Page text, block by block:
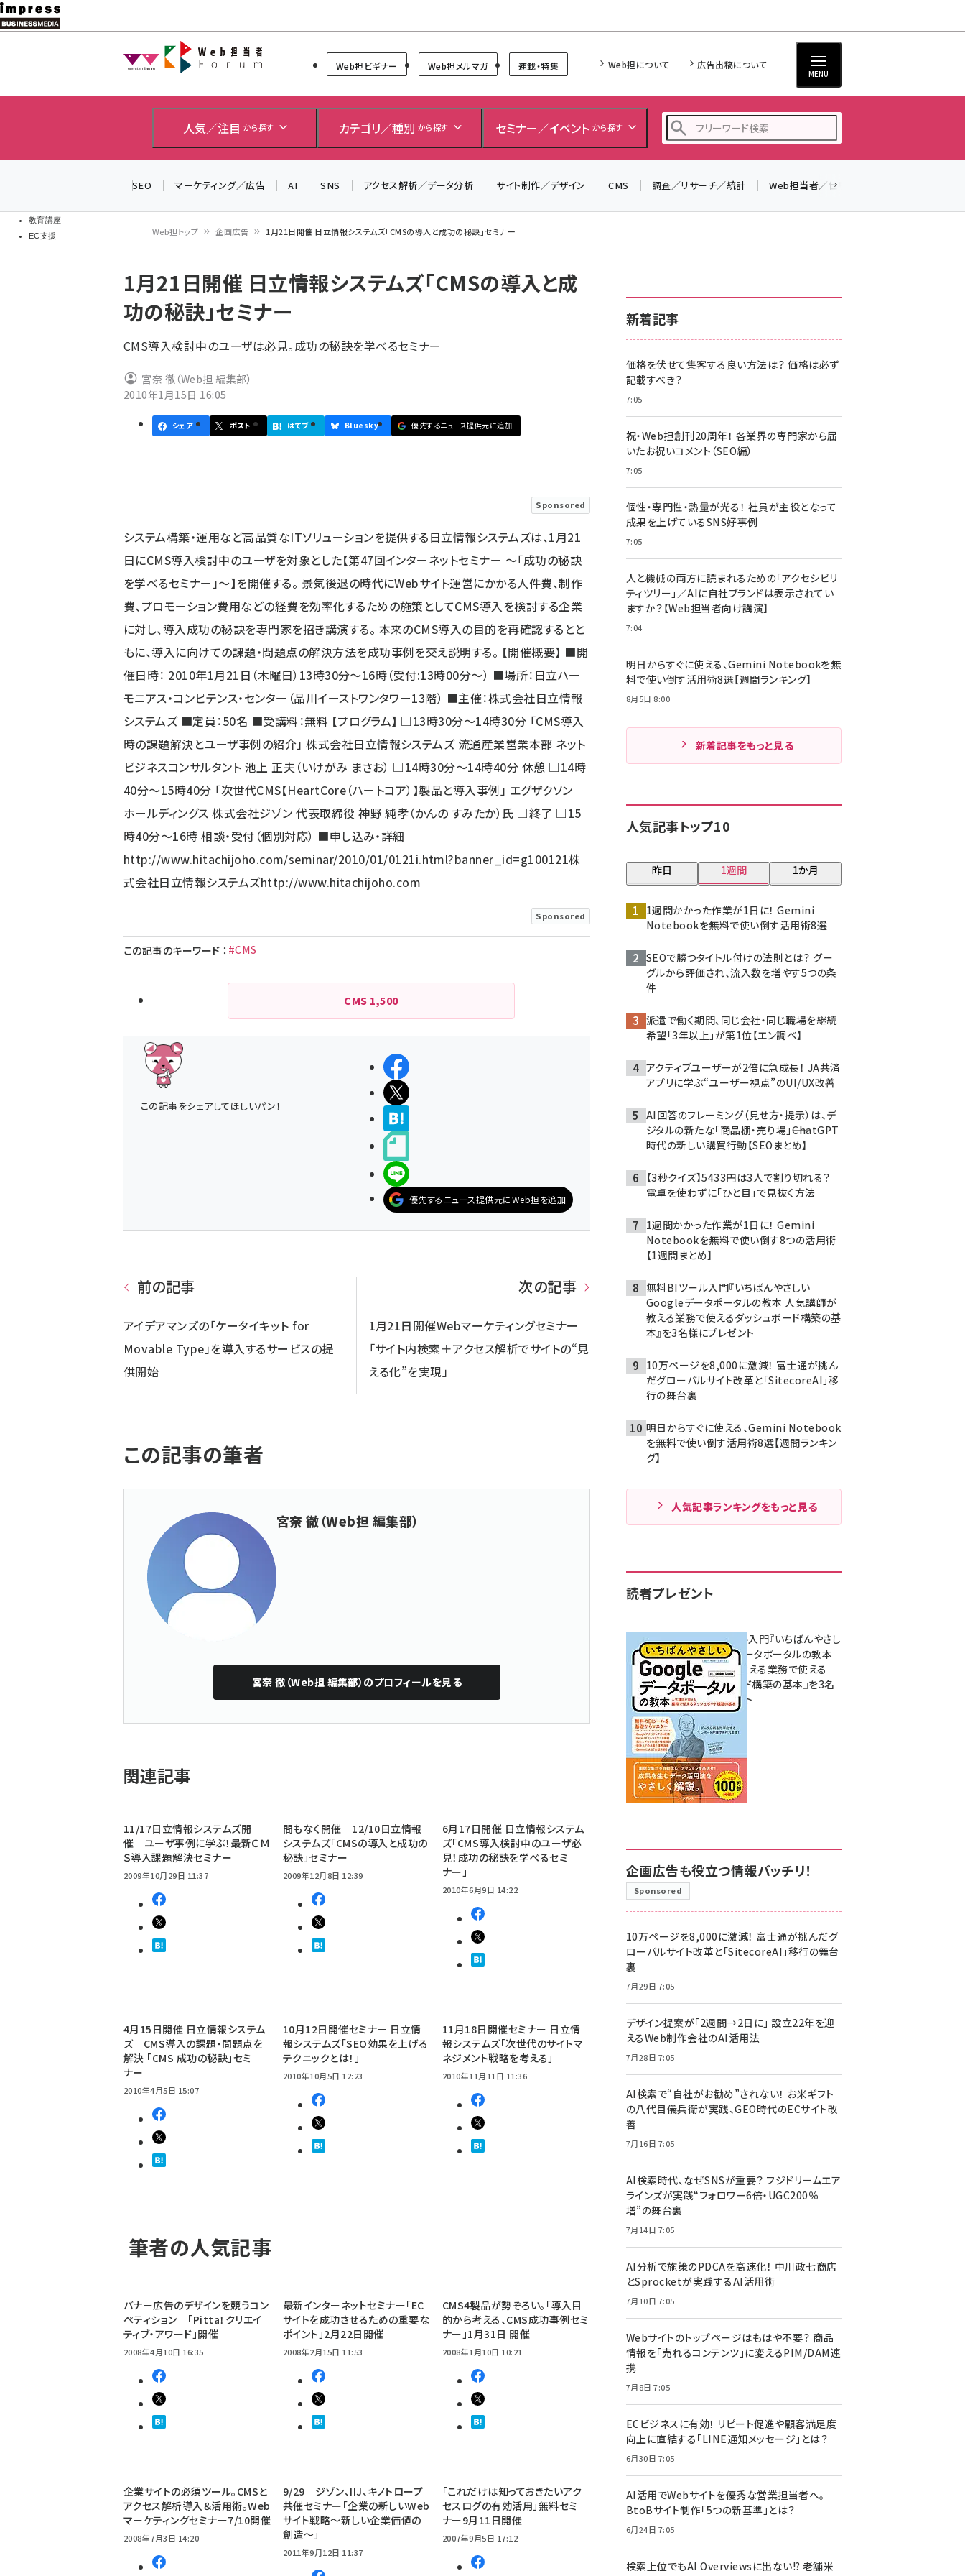
メ
イ
教育講座
EC支援
Web担当者Forum
Web担ビギナー Web担メルマガ 連載・特集 Web担について 広告出稿について
MENU
人気／注目 から探す カテゴリ／種別 から探す セミナー／イベント から探す
z世代 (1620)
meo (1274)
SEO マーケティング／広告 AI SNS アクセス解析／データ分析 サイト制作／デザイン CMS 調査／リサーチ／統計 Web担当者／仕事
ン
く
ず
Web担トップ 企画広告 1月21日開催 日立情報システムズ「CMSの導入と成功の秘訣」セミナー
1月21日開催 日立情報システムズ「CMSの導入と成
功の秘訣」セミナー
CMS導入検討中のユーザは必見。成功の秘訣を学べるセミナー
宮奈 徹（Web担 編集部）
2010年1月15日 16:05
シェア ポスト はてブ Bluesky 優先するニュース提供元に追加
Sponsored
システム構築・運用など高品質なITソリューションを提供する日立情報システムズは、1月21
日にCMS導入検討中のユーザを対象とした【第47回インターネットセミナー ～「成功の秘訣
を学べるセミナー」～】を開催する。 景気後退の時代にWebサイト運営にかかる人件費、制作
費、プロモーション費用などの経費を効率化するための施策としてCMS導入を検討する企業
に対し、導入成功の秘訣を専門家を招き講演する。 本来のCMS導入の目的を再確認するとと
もに、導入に向けての課題・問題点の解決方法を成功事例を交え説明する。 【開催概要】 ■開
催日時： 2010年1月21日（木曜日）13時30分～16時（受付:13時00分～） ■場所：日立ハー
モニアス・コンピテンス・センター（品川イーストワンタワー13階） ■主催：株式会社日立情報
システムズ ■定員：50名 ■受講料：無料 【プログラム】 □13時30分～14時30分 「CMS導入
時の課題解決とユーザ事例の紹介」 株式会社日立情報システムズ 流通産業営業本部 ネット
ビジネスコンサルタント 池上 正夫（いけがみ まさお） □14時30分～14時40分 休憩 □14時
40分～15時40分 「次世代CMS【HeartCore（ハートコア）】製品と導入事例」 エグザクソン
ホールディングス 株式会社ジゾン 代表取締役 神野 純孝（かんの すみたか）氏 □終了 □15
時40分～16時 相談・受付（個別対応） ■申し込み・詳細
http://www.hitachijoho.com/seminar/2010/01/0121i.html?banner_id=g100121株
式会社日立情報システムズhttp://www.hitachijoho.com
Sponsored
この記事のキーワード ： #CMS
CMS 1,500
この記事をシェアしてほしいパン！
シェアする
ポストする
LINEで送る
優先するニュース提供元にWeb担を追加
前の記事
アイデアマンズの「ケータイキット for
Movable Type」を導入するサービスの提
供開始
次の記事
1月21日開催Webマーケティングセミナー
「サイト内検索＋アクセス解析でサイトの“見
える化”を実現」
この記事の筆者
宮奈 徹（Web担 編集部）
宮奈 徹（Web担 編集部） のプロフィールを見る
関連記事
11/17日立情報システムズ開
催 ユーザ事例に学ぶ！最新ＣＭ
Ｓ導入課題解決セミナー
2009年10月29日 11:37
間もなく開催 12/10日立情報
システムズ「CMSの導入と成功の
秘訣」セミナー
2009年12月8日 12:39
6月17日開催 日立情報システム
ズ「CMS導入検討中のユーザ必
見！成功の秘訣を学べるセミ
ナー」
2010年6月9日 14:22
4月15日開催 日立情報システム
ズ CMS導入の課題・問題点を
解決 「CMS 成功の秘訣」セミ
ナー
2010年4月5日 15:07
10月12日開催セミナー 日立情
報システムズ「SEO効果を上げる
テクニックとは！」
2010年10月5日 12:23
11月18日開催セミナー 日立情
報システムズ「次世代のサイトマ
ネジメント戦略を考える」
2010年11月11日 11:36
筆者の人気記事
バナー広告のデザインを競うコン
ペティション 「Pitta！クリエイ
ティブ・アワード」開催
2008年4月10日 16:35
最新インターネットセミナー「EC
サイトを成功させるための重要な
ポイント」2月22日開催
2008年2月15日 11:53
CMS4製品が勢ぞろい。「導入目
的から考える、CMS成功事例セミ
ナー」1月31日 開催
2008年1月10日 10:21
企業サイトの必須ツール。CMSと
アクセス解析導入＆活用術。Web
マーケティングセミナー7/10開催
2008年7月3日 14:20
9/29 ジゾン、IIJ、キノトロープ
共催セミナー「企業の新しいWeb
サイト戦略～新しい企業価値の
創造～」
2011年9月12日 11:37
「これだけは知っておきたいアク
セスログの有効活用」無料セミ
ナー9月11日開催
2007年9月5日 17:12
新着記事
価格を伏せて集客する良い方法は？ 価格は必ず
記載すべき？
7:05
祝・Web担創刊20周年！ 各業界の専門家から届
いたお祝いコメント（SEO編）
7:05
個性・専門性・熱量が光る！ 社員が主役となって
成果を上げているSNS好事例
7:05
人と機械の両方に読まれるための「アクセシビリ
ティツリー」／AIに自社ブランドは表示されてい
ますか？【Web担当者向け講演】
7:04
明日からすぐに使える、Gemini Notebookを無
料で使い倒す活用術8選【週間ランキング】
8月5日 8:00
新着記事をもっと見る
人気記事トップ10
昨日 1週間 1か月
1週間かかった作業が1日に！ Gemini
Notebookを無料で使い倒す活用術8選
SEOで勝つタイトル付けの法則とは？ グー
グルから評価され、流入数を増やす5つの条
件
派遣で働く期間、同じ会社・同じ職場を継続
希望「3年以上」が第1位【エン調べ】
アクティブユーザーが2倍に急成長！ JA共済
アプリに学ぶ“ユーザー視点”のUI/UX改善
AI回答のフレーミング（見せ方・提示）は、デ
ジタルの新たな「商品棚・売り場」――ChatGPT
時代の新しい購買行動【SEOまとめ】
【3秒クイズ】5433円は3人で割り切れる？
電卓を使わずに「ひと目」で見抜く方法
1週間かかった作業が1日に！ Gemini
Notebookを無料で使い倒す8つの活用術
【1週間まとめ】
無料BIツール入門『いちばんやさしい
Googleデータポータルの教本 人気講師が
教える業務で使えるダッシュボード構築の基
本』を3名様にプレゼント
10万ページを8,000に激減！ 富士通が挑ん
だグローバルサイト改革と「SitecoreAI」移
行の舞台裏
明日からすぐに使える、Gemini Notebook
を無料で使い倒す活用術8選【週間ランキン
グ】
人気記事ランキングをもっと見る
読者プレゼント
無料BIツール入門『いちばんやさし
いGoogleデータポータルの教本
人気講師が教える業務で使える
ダッシュボード構築の基本』を3名
様にプレゼント
7月31日 10:00
企画広告も役立つ情報バッチリ！
Sponsored
10万ページを8,000に激減！ 富士通が挑んだグ
ローバルサイト改革と「SitecoreAI」移行の舞台
裏
7月29日 7:05
デザイン提案が「2週間→2日に」 設立22年を迎
えるWeb制作会社のAI活用法
7月28日 7:05
AI検索で“自社がお勧め”されない！ お米ギフト
の八代目儀兵衛が実践、GEO時代のECサイト改
善
7月16日 7:05
AI検索時代、なぜSNSが重要？ フジドリームエア
ラインズが実践“フォロワー6倍・UGC200％
増”の舞台裏
7月14日 7:05
AI分析で施策のPDCAを高速化！ 中川政七商店
とSprocketが実践するAI活用術
7月10日 7:05
Webサイトのトップページはもはや不要？ 商品
情報を「売れるコンテンツ」に変えるPIM/DAM連
携
7月8日 7:05
ECビジネスに有効！ リピート促進や顧客満足度
向上に直結する「LINE通知メッセージ」とは？
6月30日 7:05
AI活用でWebサイトを優秀な営業担当者へ。
BtoBサイト制作「5つの新基準」とは？
6月24日 7:05
検索上位でもAI Overviewsに出ない!? 老舗米
＼ 読者アンケートにご協力ください ／
▼アンケートページはこちらから▼